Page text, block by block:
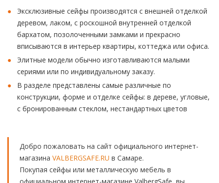
Эксклюзивные сейфы производятся с внешней отделкой
деревом, лаком, с роскошной внутренней отделкой
бархатом, позолоченными замками и прекрасно
вписываются в интерьер квартиры, коттеджа или офиса.
Элитные модели обычно изготавливаются малыми
сериями или по индивидуальному заказу.
В разделе представлены самые различные по
конструкции, форме и отделке сейфы: в дереве, угловые,
с бронированным стеклом, нестандартных цветов
Добро пожаловать на сайт официального интернет-
магазина VALBERGSAFE.RU в Самаре.
Покупая сейфы или металлическую мебель в